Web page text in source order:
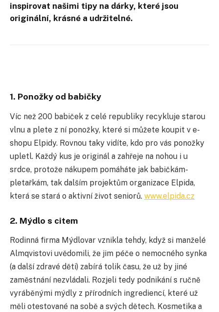
inspirovat našimi tipy na dárky, které jsou
originální, krásné a udržitelné.
1. Ponožky od babičky
Víc než 200 babiček z celé republiky recykluje starou
vlnu a plete z ní ponožky, které si můžete koupit v e-
shopu Elpidy. Rovnou taky vidíte, kdo pro vás ponožky
upletl. Každý kus je originál a zahřeje na nohou i u
srdce, protože nákupem pomáháte jak babičkám-
pletařkám, tak dalším projektům organizace Elpida,
která se stará o aktivní život seniorů. www.elpida.cz
2. Mýdlo s citem
Rodinná firma Mýdlovar vznikla tehdy, když si manželé
Almqvistovi uvědomili, že jim péče o nemocného synka
(a další zdravé děti) zabírá tolik času, že už by jiné
zaměstnání nezvládali. Rozjeli tedy podnikání s ručně
vyráběnými mýdly z přírodních ingrediencí, které už
měli otestované na sobě a svých dětech. Kosmetika a